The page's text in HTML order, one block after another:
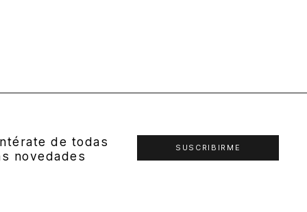
de todas
novedades
SUSCRIBIRME